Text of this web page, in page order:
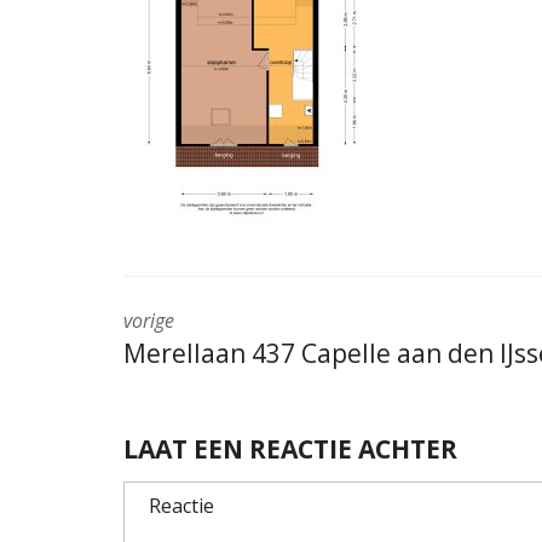
vorige
Merellaan 437 Capelle aan den
LAAT EEN REACTIE ACHTER